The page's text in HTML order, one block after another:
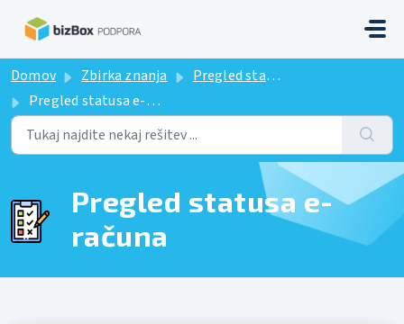
Domov Zbirka znanja
Pregled statusa e-računa
Pregled statusa e-računa
Pregled statusa e-
računa